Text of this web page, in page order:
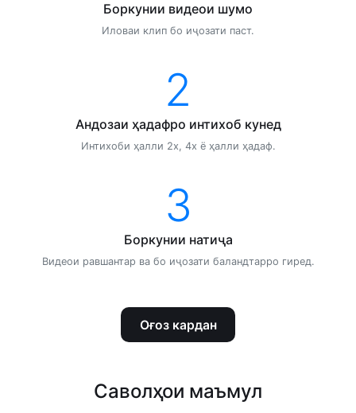
Боркунии видеои шумо
Иловаи клип бо иҷозати паст.
2
Андозаи ҳадафро интихоб кунед
Интихоби ҳалли 2x, 4x ё ҳалли ҳадаф.
3
Боркунии натиҷа
Видеои равшантар ва бо иҷозати баландтарро гиред.
Оғоз кардан
Саволҳои маъмул